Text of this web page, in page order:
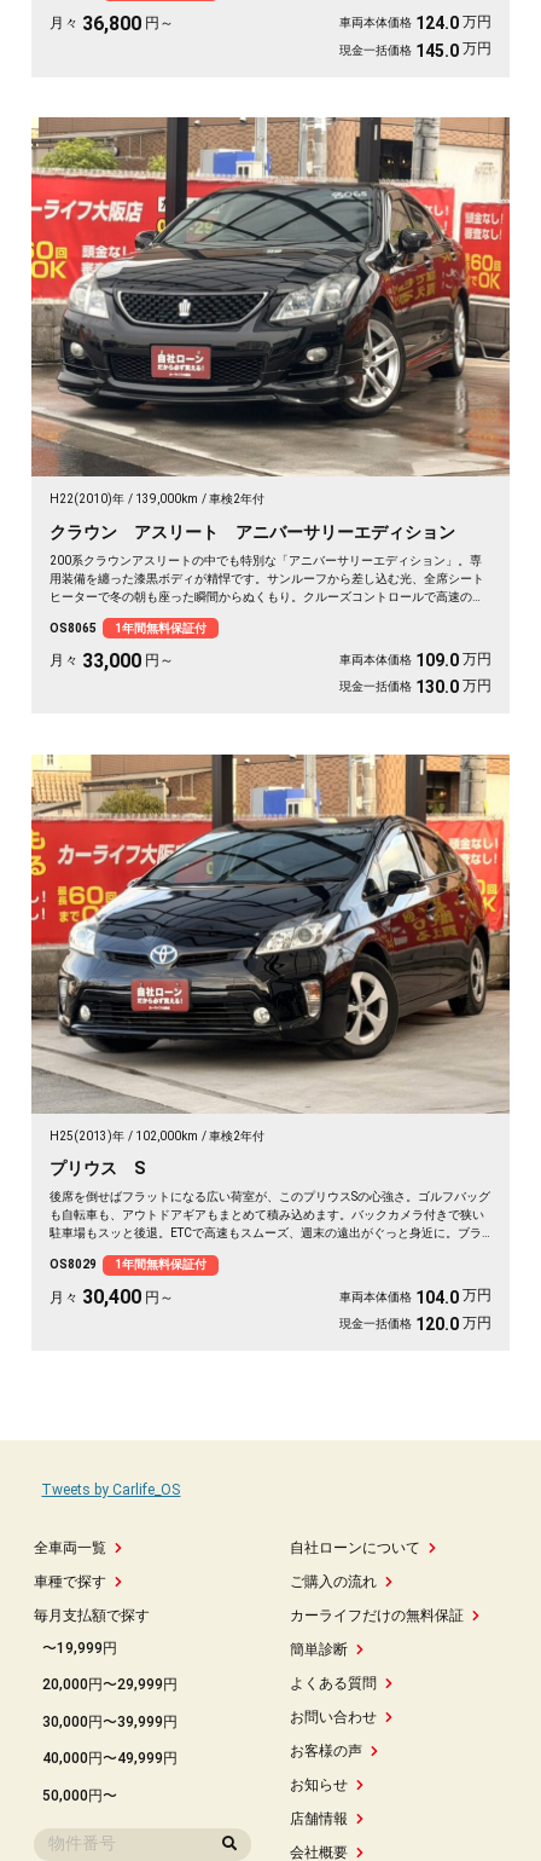
す👑
月々 36,800 円～ 車両本体価格 124.0 万円
現金一括価格 145.0 万円
H22(2010)年 139,000km 車検2年付
クラウン アスリート アニバーサリーエディション
200系クラウンアスリートの中でも特別な「アニバーサリーエディション」。専
用装備を纏った漆黒ボディが精悍です。サンルーフから差し込む光、全席シート
ヒーターで冬の朝も座った瞬間からぬくもり。クルーズコントロールで高速の長
台。走りと快適が揃った特別仕様を、日々の相棒に🚗✨💎👑😎《1年保証付》
OS8065 1年間無料保証付
月々 33,000 円～ 車両本体価格 109.0 万円
現金一括価格 130.0 万円
H25(2013)年 102,000km 車検2年付
プリウス S
後席を倒せばフラットになる広い荷室が、このプリウスSの心強さ。ゴルフバッグ
も自転車も、アウトドアギアもまとめて積み込めます。バックカメラ付きで狭い
駐車場もスッと後退。ETCで高速もスムーズ、週末の遠出がぐっと身近に。ブラ
しも頼れる相棒です。低燃費で気軽に走り出せます🚗✨💫👍🎵《1年保証付》
OS8029 1年間無料保証付
月々 30,400 円～ 車両本体価格 104.0 万円
現金一括価格 120.0 万円
全車両一覧
車種で探す
毎月支払額で探す
〜19,999円
20,000円〜29,999円
30,000円〜39,999円
40,000円〜49,999円
50,000円〜
自社ローンについて
ご購入の流れ
カーライフだけの無料保証
簡単診断
よくある質問
お問い合わせ
お客様の声
お知らせ
店舗情報
会社概要
Tweets by Carlife_OS